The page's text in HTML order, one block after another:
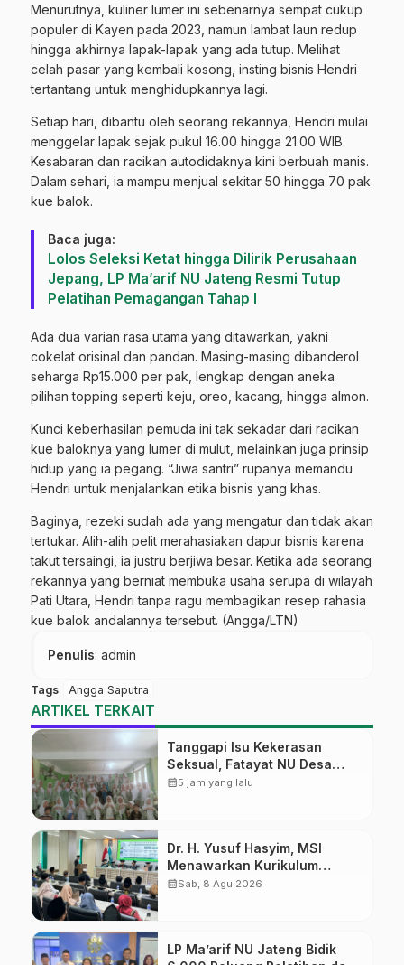
Menurutnya, kuliner lumer ini sebenarnya sempat cukup
populer di Kayen pada 2023, namun lambat laun redup
hingga akhirnya lapak-lapak yang ada tutup. Melihat
celah pasar yang kembali kosong, insting bisnis Hendri
tertantang untuk menghidupkannya lagi.
​Setiap hari, dibantu oleh seorang rekannya, Hendri mulai
menggelar lapak sejak pukul 16.00 hingga 21.00 WIB.
Kesabaran dan racikan autodidaknya kini berbuah manis.
Dalam sehari, ia mampu menjual sekitar 50 hingga 70 pak
kue balok.
Baca juga:
Lolos Seleksi Ketat hingga Dilirik Perusahaan
Jepang, LP Ma’arif NU Jateng Resmi Tutup
Pelatihan Pemagangan Tahap I
​Ada dua varian rasa utama yang ditawarkan, yakni
cokelat orisinal dan pandan. Masing-masing dibanderol
seharga Rp15.000 per pak, lengkap dengan aneka
pilihan topping seperti keju, oreo, kacang, hingga almon.
​Kunci keberhasilan pemuda ini tak sekadar dari racikan
kue baloknya yang lumer di mulut, melainkan juga prinsip
hidup yang ia pegang. “Jiwa santri” rupanya memandu
Hendri untuk menjalankan etika bisnis yang khas.
​Baginya, rezeki sudah ada yang mengatur dan tidak akan
tertukar. Alih-alih pelit merahasiakan dapur bisnis karena
takut tersaingi, ia justru berjiwa besar. Ketika ada seorang
rekannya yang berniat membuka usaha serupa di wilayah
Pati Utara, Hendri tanpa ragu membagikan resep rahasia
kue balok andalannya tersebut. (Angga/LTN)
Penulis: admin
Tags Angga Saputra
ARTIKEL TERKAIT
Tanggapi Isu Kekerasan
Seksual, Fatayat NU Desa
Gembong Datangkan Aktifis
calendar_month5 jam yang lalu
Dr. H. Yusuf Hasyim, MSI
Menawarkan Kurikulum
Diversifikasi, Harapan Baru
calendar_monthSab, 8 Agu 2026
LP Ma’arif NU Jateng Bidik